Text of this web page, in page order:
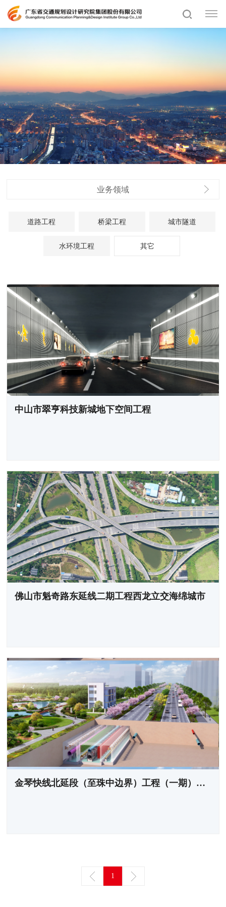
业务领域
道路工程 桥梁工程 城市隧道
水环境工程 其它
中山市翠亨科技新城地下空间工程
佛山市魁奇路东延线二期工程西龙立交海绵城市
金琴快线北延段（至珠中边界）工程（一期）综合管廊
1